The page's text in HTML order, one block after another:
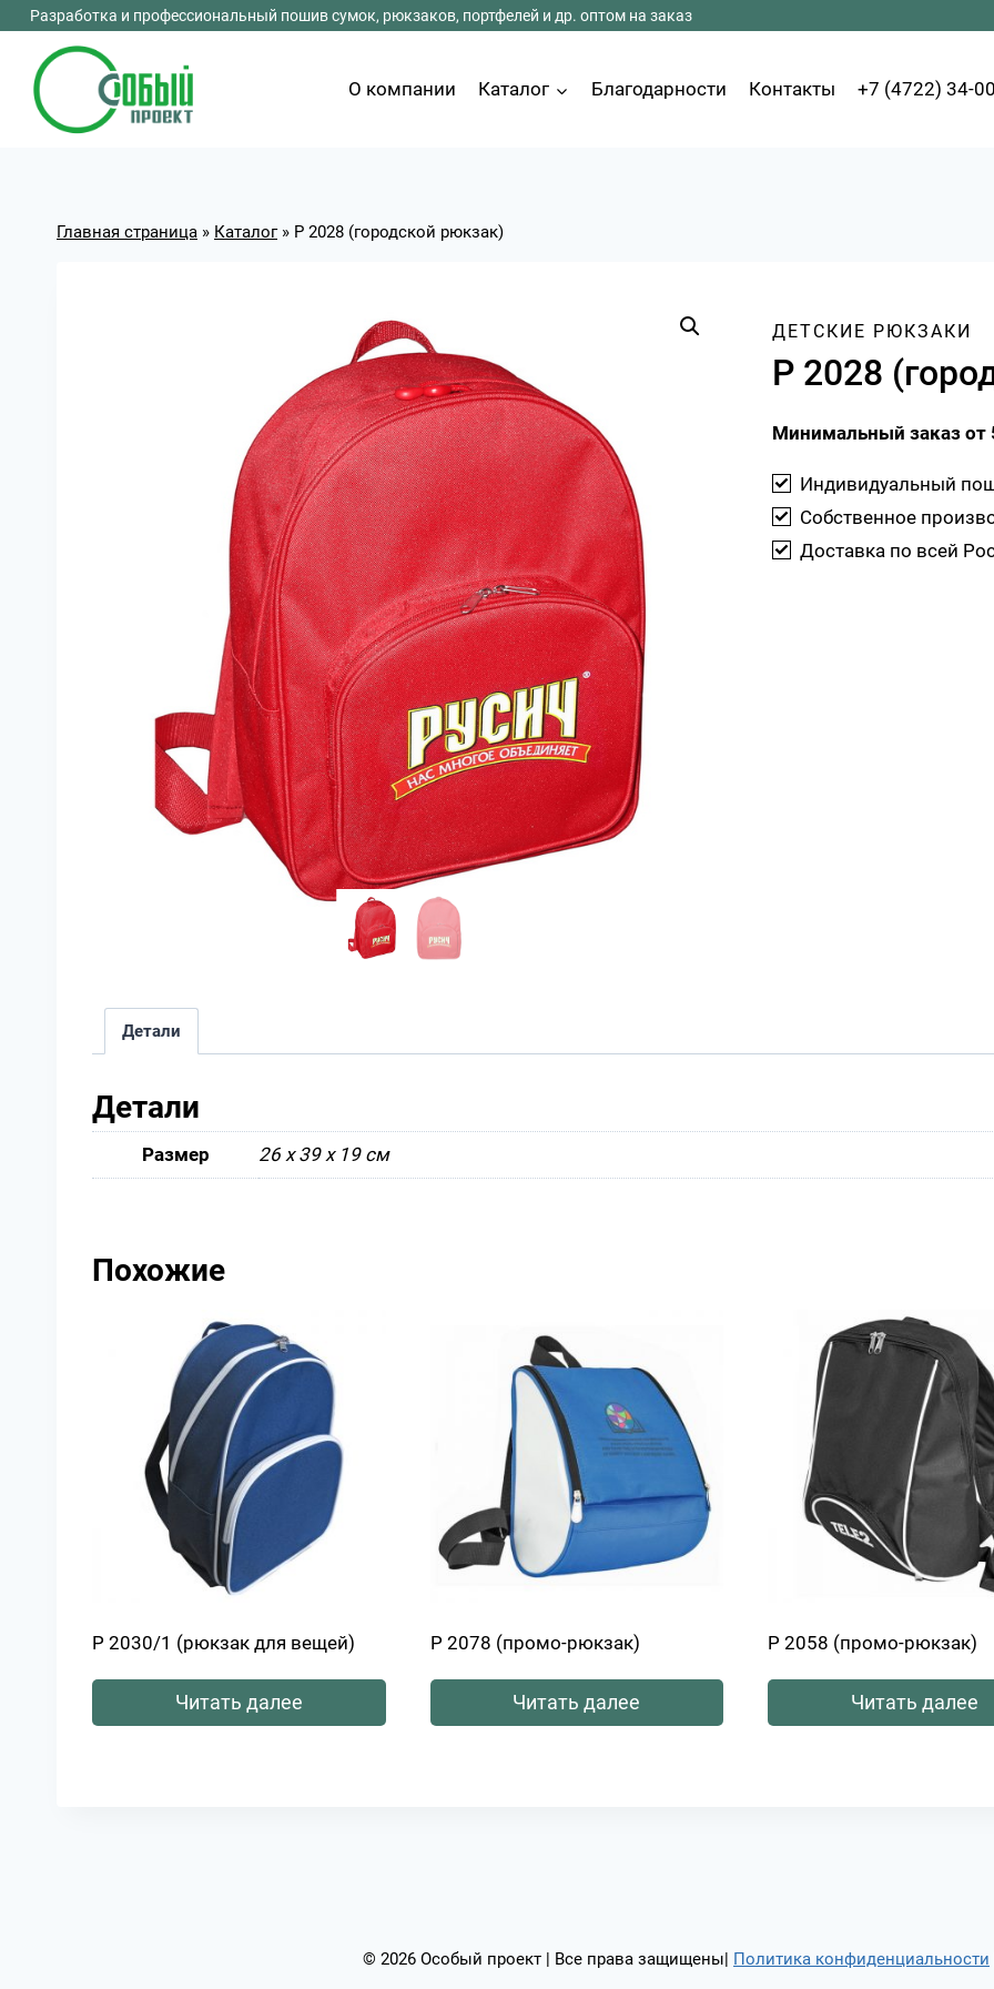
Перейти
содержимому
Разработка и профессиональный пошив сумок, рюкзаков, портфелей и др. оптом на заказ
О компании Каталог Благодарности Контакты +7 (4722) 34-
Главная страница » Каталог» Р 2028 (городской рюкзак)
ДЕТСКИЕ РЮКЗАКИ
Р 2028
Минимальный заказ от
Индивидуальный
Собственное
Доставка по всей
Детали
Детали
Размер 26 х 39 х 19 см
Похожие
Р 2030/1 (рюкзак для вещей)
Читать далее
Р 2078 (промо-рюкзак)
Читать далее
Р 2058 (промо-рюкзак)
Читать далее
© 2026 Особый проект | Все права защищены| Политика конфиденциальности